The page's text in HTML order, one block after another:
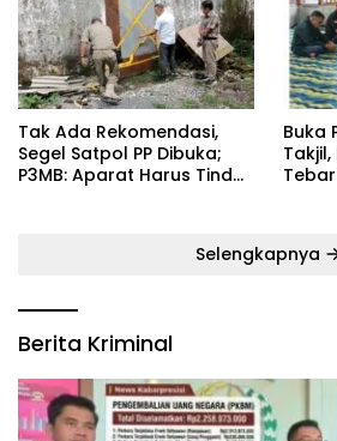
‎Tak Ada Rekomendasi,
Segel Satpol PP Dibuka;
P3MB: Aparat Harus Tindak
‎Buka
Takjil,
Selengkapnya
Berita Kriminal